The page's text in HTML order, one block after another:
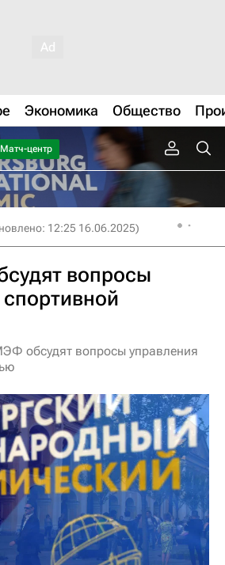
Экономика Общество
Матч-центр
12:25 16.06.2025)
вопросы
обсудят вопросы управления